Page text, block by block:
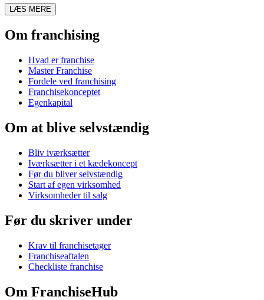
LÆS MERE
Om franchising
Hvad er franchise
Master Franchise
Fordele ved franchising
Franchisekonceptet
Egenkapital
Om at blive selvstændig
Bliv iværksætter
Iværksætter i et kædekoncept
Før du bliver selvstændig
Start af egen virksomhed
Virksomheder til salg
Før du skriver under
Krav til franchisetager
Franchiseaftalen
Checkliste franchise
Om FranchiseHub